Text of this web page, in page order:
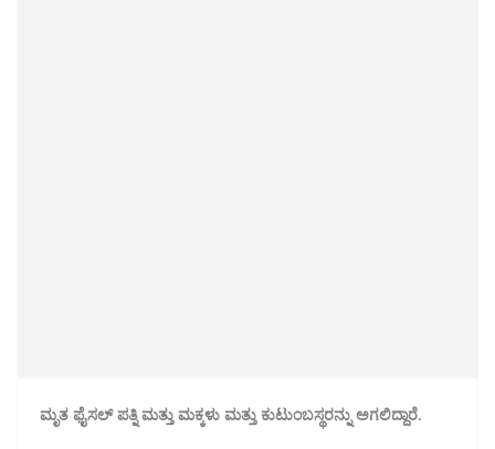
ಮೃತ ಫೈಸಲ್ ಪತ್ನಿ‌ ಮತ್ತು ಮಕ್ಕಳು ಮತ್ತು ಕುಟುಂಬಸ್ಥರನ್ನು ಅಗಲಿದ್ದಾರೆ.